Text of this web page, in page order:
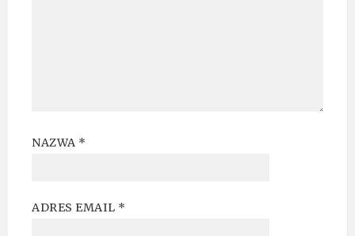
NAZWA *
ADRES EMAIL *